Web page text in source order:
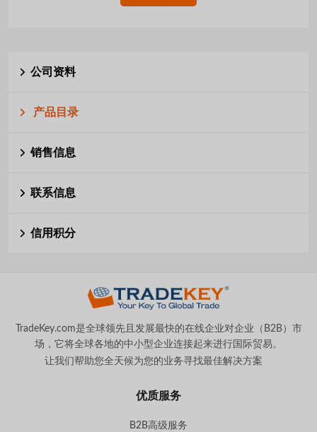
公司资料
产品目录
销售信息
联系信息
信用积分
TradeKey.com是全球领先且发展最快的在线企业对企业（B2B）市
场，它将全球各地的中小型企业连接起来进行国际贸易。
让我们帮助您全天候为您的业务寻找最佳解决方案
优质服务
B2B高级服务